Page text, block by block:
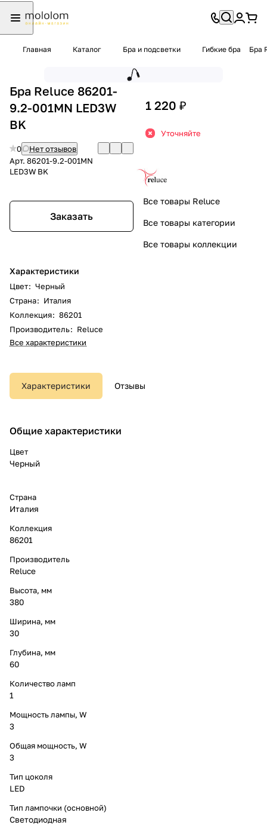
Главная Каталог Бра и подсветки Гибкие бра Бра
Бра Reluce 86201-
9.2-001MN LED3W
BK
0
Нет отзывов
Арт. 86201-9.2-001MN
LED3W BK
Заказать
Характеристики
Цвет: Черный
Страна: Италия
Коллекция: 86201
Производитель: Reluce
Все характеристики
1 220 ₽
Уточняйте
Все товары Reluce
Все товары категории
Все товары коллекции
Характеристики Отзывы
Общие характеристики
Цвет
Черный
Страна
Италия
Коллекция
86201
Производитель
Reluce
Высота, мм
380
Ширина, мм
30
Глубина, мм
60
Количество ламп
1
Мощность лампы, W
3
Общая мощность, W
3
Тип цоколя
LED
Тип лампочки (основной)
Светодиодная